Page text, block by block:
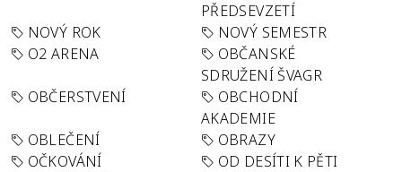
PŘEDSEVZETÍ
NOVÝ ROK
NOVÝ SEMESTR
O2 ARENA
OBČANSKÉ
SDRUŽENÍ ŠVAGR
OBČERSTVENÍ
OBCHODNÍ
AKADEMIE
OBLEČENÍ
OBRAZY
OČKOVÁNÍ
OD DESÍTI K PĚTI